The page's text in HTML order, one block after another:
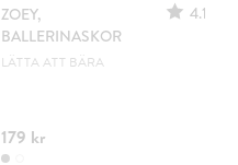
ZOEY,
BALLERINASKOR
4.1
LÄTTA ATT BÄRA
179 kr